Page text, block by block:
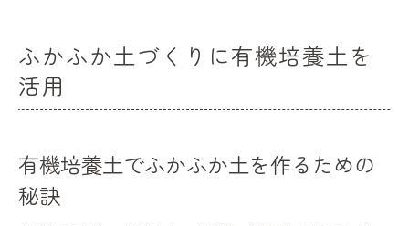
ふかふか土づくりに有機培養土を
活用
有機培養土でふかふか土を作るための
秘訣